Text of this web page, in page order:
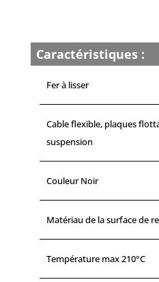
-
CALOR
Caractéristiques :
Fer à lisser
Cable flexible, plaques
suspension
Couleur Noir
Matériau de la surface de
Température max 210°C